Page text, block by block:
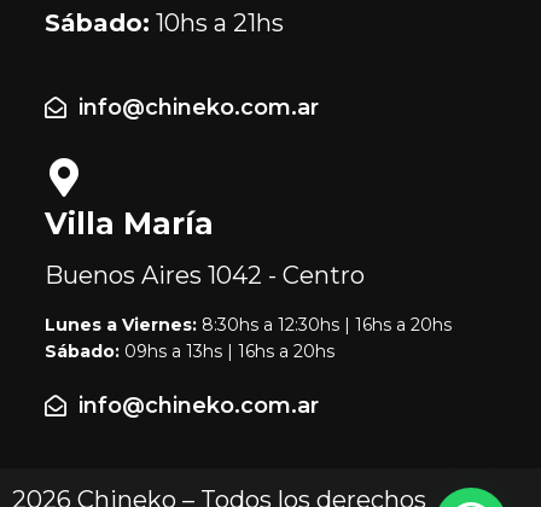
Sábado: 10hs a 21hs
info@chineko.com.ar
Villa María
Buenos Aires1042 - Centro
Lunes a Viernes: 8:30hs a 12:30hs | 16hs a 20hs
Sábado: 09hs a 13hs | 16hs a 20hs
info@chineko.com.ar
2026 Chineko – Todos los derechos